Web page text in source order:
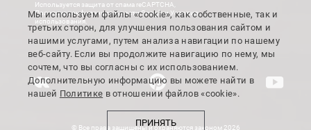
Доставка до ТК от 7000 руб. БЕСПЛАТНО.
При заказе менее 7000 руб. стоимость доставки до ТК 750 руб.
Стоимость доставки ТК до Вашего пункта назначения Вы
Подробнее обоплате и доставке
Используется защита от спама reCAPTCHA,
Политика конфиденциальности GoogleиУсловия
использования
© Все права защищены и охраняются законом 2026
Мы используем файлы «cookie», как собственные, так и
третьих сторон, для улучшения пользования сайтом и
нашими услугами, путем анализа навигации по нашему
веб-сайту. Если вы продолжите навигацию по нему, мы
сочтем, что вы согласны с их использованием.
Дополнительную информацию вы можете найти в
нашей Политике в отношении файлов «cookie».
ПРИНЯТЬ